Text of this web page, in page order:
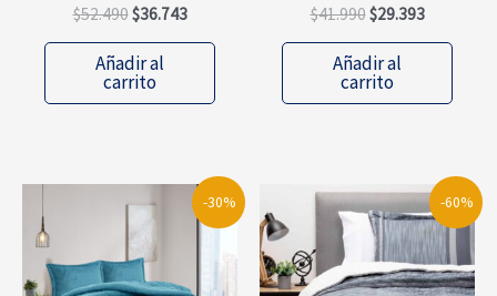
$52.490El
original
era:
$36.743El
actual
$36.743.
Añadir al
carrito
$41.990El
original
era:
$29.393El
actual
$29.393.
Añadir al
carrito
-30% -60%